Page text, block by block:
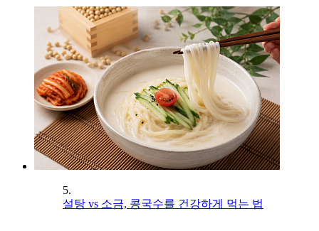
5.
설탕 vs 소금, 콩국수를 건강하게 먹는 법